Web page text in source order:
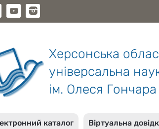
Херсонська
універсальна
ім. Олеся Гончара
каталог Віртуальна